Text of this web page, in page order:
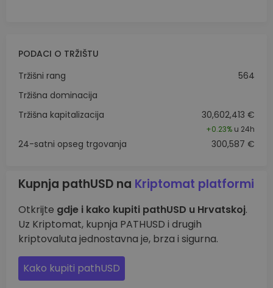
PODACI O TRŽIŠTU
Tržišni rang
564
Tržišna dominacija
Tržišna kapitalizacija
30,602,413 €
+0.23% u 24h
24-satni opseg trgovanja 300,587 €
Kupnja pathUSD na Kriptomat platformi
Otkrijte gdje i kako kupiti pathUSD u Hrvatskoj.
Uz Kriptomat, kupnja PATHUSD i drugih
kriptovaluta jednostavna je, brza i sigurna.
Kako kupiti pathUSD